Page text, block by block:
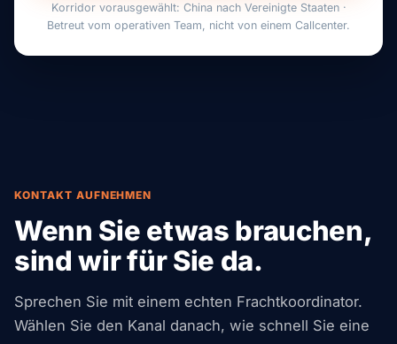
Korridor vorausgewählt: China nach Vereinigte Staaten ·
Betreut vom operativen Team, nicht von einem Callcenter.
KONTAKT AUFNEHMEN
Wenn Sie etwas brauchen,
sind wir für Sie da.
Sprechen Sie mit einem echten Frachtkoordinator.
Wählen Sie den Kanal danach, wie schnell Sie eine